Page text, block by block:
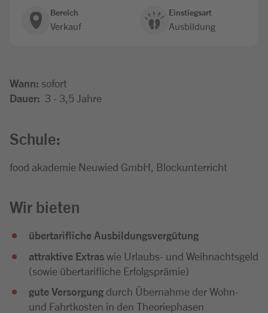
Bereich
Verkauf
Einstiegsart
Ausbildung
Wann: sofort
Dauer: 3 - 3,5 Jahre
Schule:
food akademie Neuwied GmbH, Blockunterricht
Wir bieten
übertarifliche Ausbildungsvergütung
attraktive Extraswie Urlaubs- und Weihnachtsgeld
(sowie übertarifliche Erfolgsprämie)
gute Versorgung durch Übernahme der Wohn-
und Fahrtkosten in den Theoriephasen